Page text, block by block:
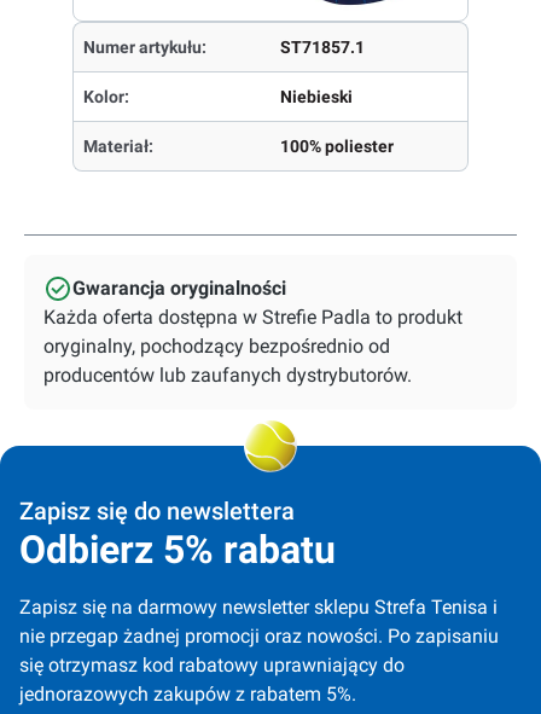
Numer artykułu: ST71857.1
Kolor: Niebieski
Materiał: 100% poliester
Gwarancja oryginalności
Każda oferta dostępna w Strefie Padla to produkt
oryginalny, pochodzący bezpośrednio od
producentów lub zaufanych dystrybutorów.
Zapisz się do newslettera
Odbierz 5% rabatu
Zapisz się na darmowy newsletter sklepu Strefa Tenisa i
nie przegap żadnej promocji oraz nowości. Po zapisaniu
się otrzymasz kod rabatowy uprawniający do
jednorazowych zakupów z rabatem 5%.